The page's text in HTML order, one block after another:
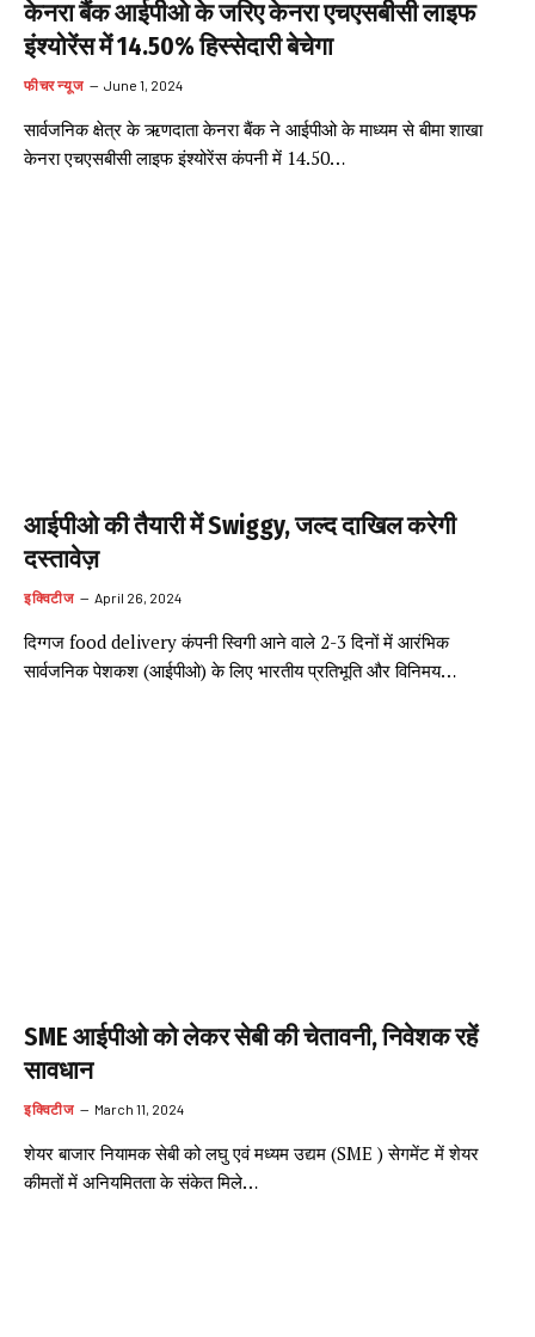
केनरा बैंक आईपीओ के जरिए केनरा एचएसबीसी लाइफ
इंश्योरेंस में 14.50% हिस्सेदारी बेचेगा
फीचर न्यूज June 1, 2024
सार्वजनिक क्षेत्र के ऋणदाता केनरा बैंक ने आईपीओ के माध्यम से बीमा शाखा
केनरा एचएसबीसी लाइफ इंश्योरेंस कंपनी में 14.50…
आईपीओ की तैयारी में Swiggy, जल्द दाखिल करेगी
दस्तावेज़
इक्विटीज April 26, 2024
दिग्गज food delivery कंपनी स्विगी आने वाले 2-3 दिनों में आरंभिक
सार्वजनिक पेशकश (आईपीओ) के लिए भारतीय प्रतिभूति और विनिमय…
SME आईपीओ को लेकर सेबी की चेतावनी, निवेशक रहें
सावधान
इक्विटीज March 11, 2024
शेयर बाजार नियामक सेबी को लघु एवं मध्यम उद्यम (SME ) सेगमेंट में शेयर
कीमतों में अनियमितता के संकेत मिले…